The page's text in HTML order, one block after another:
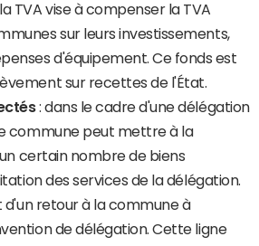
TVA vise à compenser la TVA
sur leurs investissements,
d'équipement. Ce fonds est
sur recettes de l'État.
: dans le cadre d'une délégation
commune peut mettre à la
certain nombre de biens
des services de la délégation.
d'un retour à la commune à
de délégation. Cette ligne